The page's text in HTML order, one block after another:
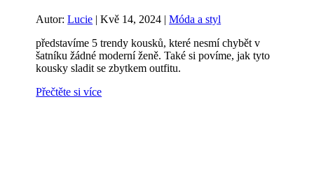
Autor:Lucie |Kvě 14, 2024 |Móda a styl
představíme 5 trendy kousků, které nesmí chybět v
šatníku žádné moderní ženě. Také si povíme, jak tyto
kousky sladit se zbytkem outfitu.
Přečtěte si více